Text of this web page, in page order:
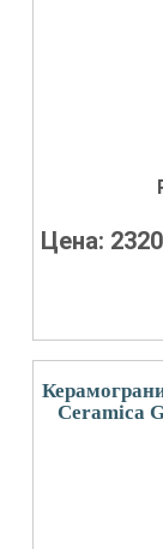
Цена: 2320
Ceramica